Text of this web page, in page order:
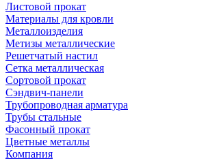
Листовой прокат
Материалы для кровли
Металлоизделия
Метизы металлические
Решетчатый настил
Сетка металлическая
Сортовой прокат
Сэндвич-панели
Трубопроводная арматура
Трубы стальные
Фасонный прокат
Цветные металлы
Компания